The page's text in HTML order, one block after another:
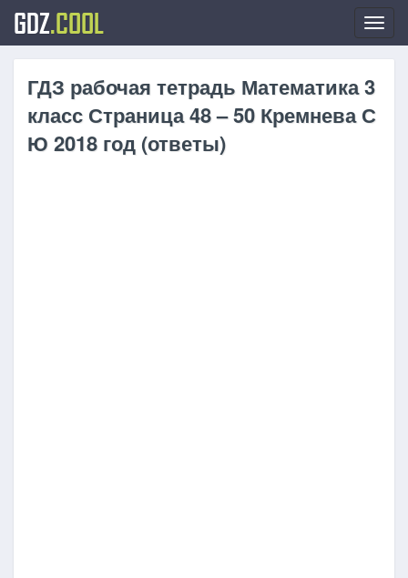
GDZ.COOL
ГДЗ рабочая тетрадь Математика 3
класс Страница 48 – 50 Кремнева С
Ю 2018 год (ответы)